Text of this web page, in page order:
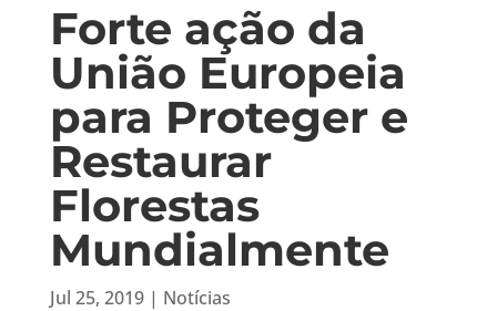
Forte ação da
União Europeia
para Proteger e
Restaurar
Florestas
Mundialmente
Jul 25, 2019| Notícias